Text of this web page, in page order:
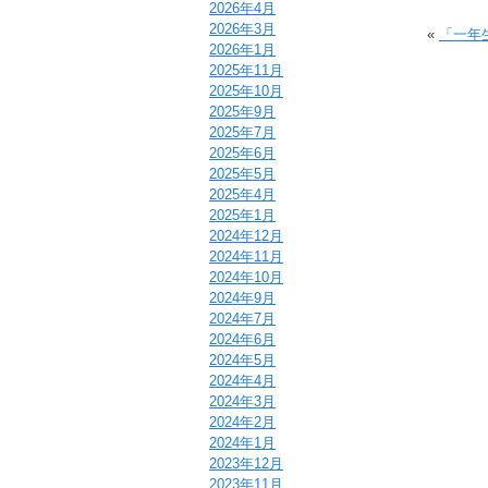
« 「一
2026年4月
2026年3月
2026年1月
2025年11月
2025年10月
2025年9月
2025年7月
2025年6月
2025年5月
2025年4月
2025年1月
2024年12月
2024年11月
2024年10月
2024年9月
2024年7月
2024年6月
2024年5月
2024年4月
2024年3月
2024年2月
2024年1月
2023年12月
2023年11月